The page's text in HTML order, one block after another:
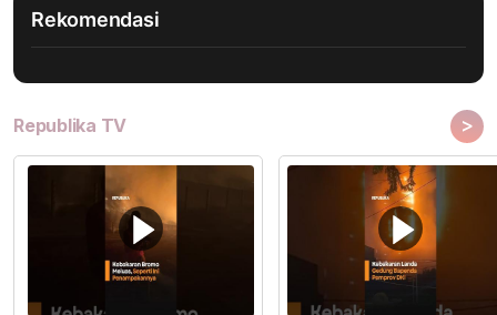
Rekomendasi
Republika TV >